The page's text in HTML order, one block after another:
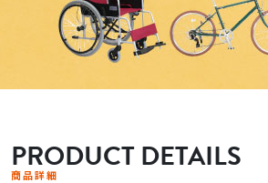
PRODUCT DETAILS
商品詳細